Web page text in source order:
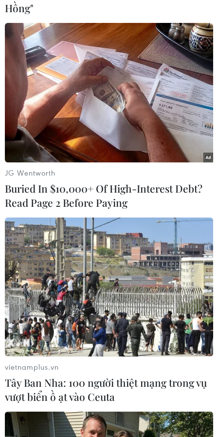
#Yoon Suk-yeol #Fumio Kishida
#Tuyên bố chung
#Hội đàm thượng đỉnh
#Lao động cưỡng bức thời chiến
Hàn Quốc
Nhật Bản
Theo dõi VietnamPlus
TIN LIÊN QUAN
Hồng"
JG Wentworth
Buried In $10,000+ Of High-Interest Debt?
Read Page 2 Before Paying
vietnamplus.vn
Tây Ban Nha: 100 người thiệt mạng trong vụ
vượt biển ồ ạt vào Ceuta